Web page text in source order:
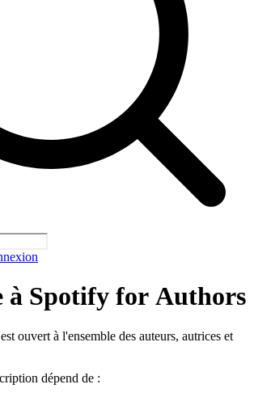
à Spotify for Authors
ouvert à l'ensemble des auteurs, autrices et
dépend de :